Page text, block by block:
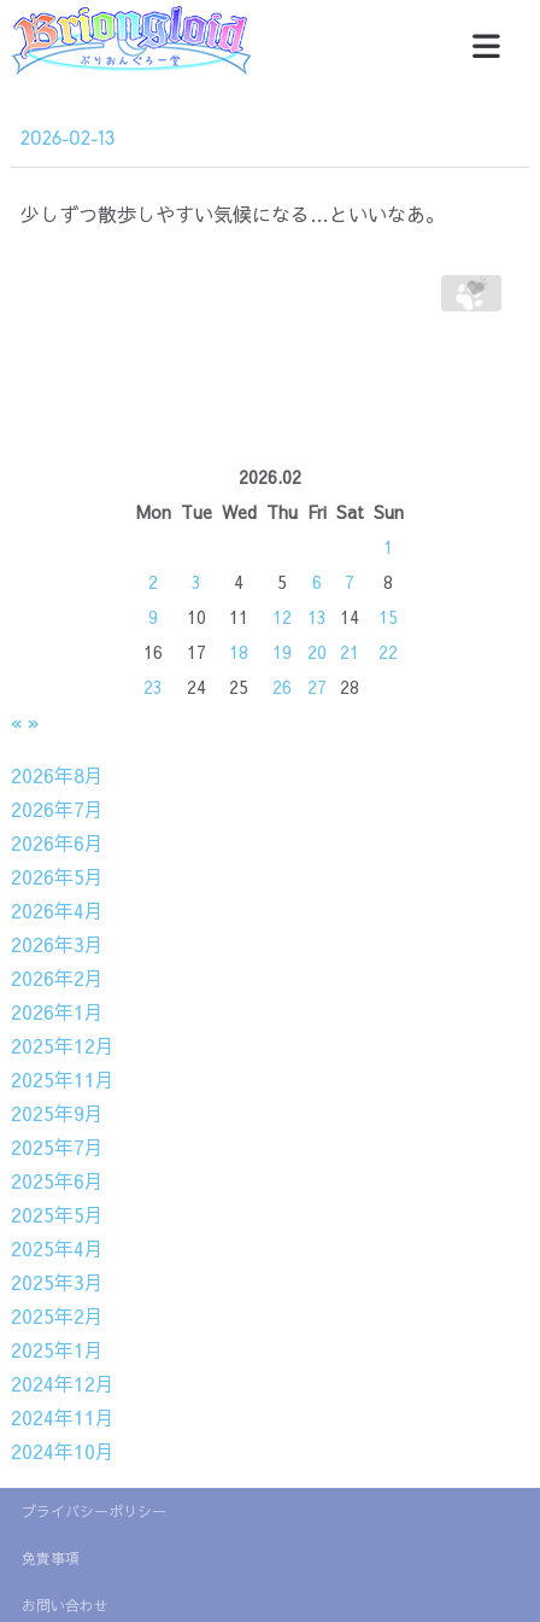
2026-02-13
少しずつ散歩しやすい気候になる…といいなあ。
2026.02
Mon Tue Wed Thu Fri Sat Sun
1
2
3 4 5 6 7
8
9
10 11 12 13 14
15
16
17 18 19 20 21
22
23
24 25 26 27 28
« »
2026年8月
2026年7月
2026年6月
2026年5月
2026年4月
2026年3月
2026年2月
2026年1月
2025年12月
2025年11月
2025年9月
2025年7月
2025年6月
2025年5月
2025年4月
2025年3月
2025年2月
2025年1月
2024年12月
2024年11月
2024年10月
プライバシーポリシー
免責事項
お問い合わせ